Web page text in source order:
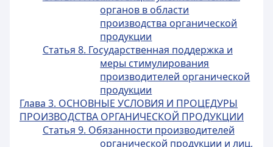
органов в области
производства органической
продукции
Статья 8. Государственная поддержка и
меры стимулирования
производителей органической
продукции
Глава 3. ОСНОВНЫЕ УСЛОВИЯ И ПРОЦЕДУРЫ
ПРОИЗВОДСТВА ОРГАНИЧЕСКОЙ ПРОДУКЦИИ
Статья 9. Обязанности производителей
органической продукции и лиц,